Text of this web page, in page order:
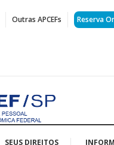
Outras APCEFs Reserva
SEUS DIREITOS